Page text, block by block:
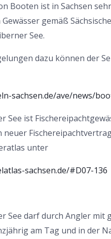
Booten ist in Sachsen
gemäß
See.
dazu können der
sachsen.de/ave/news/
See ist
neuer
unter
sachsen.de/#D07-136
See darf durch Angler mit
am Tag und in der